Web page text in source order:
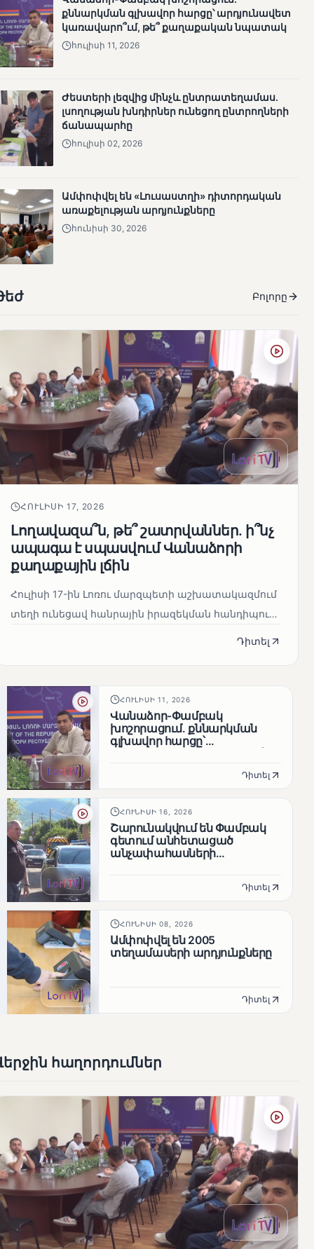
քննարկման գլխավոր հարցը՝ արդյունավետ
կառավարո՞ւմ, թե՞ քաղաքական նպատակ
հուլիսի 11, 2026
Ժեստերի լեզվից մինչև ընտրատեղամաս.
լսողության խնդիրներ ունեցող ընտրողների
ճանապարհը
հուլիսի 02, 2026
Ամփոփվել են «Լուսաստղի» դիտորդական
առաքելության արդյունքները
հունիսի 30, 2026
Բոլորը
ՀՈՒԼԻՍԻ 17, 2026
Լողավազա՞ն, թե՞ շատրվաններ. ի՞նչ
ապագա է սպասվում Վանաձորի
քաղաքային լճին
Հուլիսի 17-ին Լոռու մարզպետի աշխատակազմում
տեղի ունեցավ հանրային իրազեկման հանդիպում,
Դիտել
ՀՈՒԼԻՍԻ 11, 2026
Վանաձոր-Փամբակ
խոշորացում. քննարկման
գլխավոր հարցը՝
Դիտել
ՀՈՒՆԻՍԻ 16, 2026
Շարունակվում են Փամբակ
գետում անհետացած
անչափահասների
Դիտել
ՀՈՒՆԻՍԻ 08, 2026
Ամփոփվել են 2005
տեղամասերի արդյունքները
Դիտել
հաղորդումներ